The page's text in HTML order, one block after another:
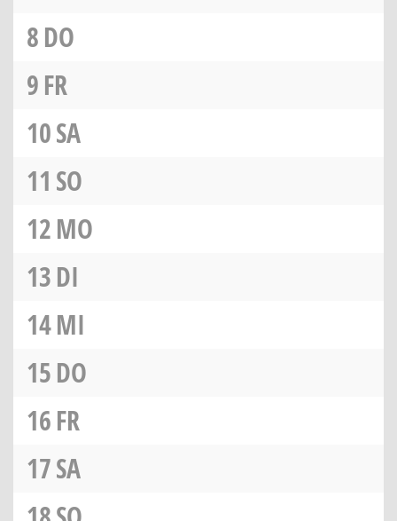
8DO
9FR
10SA
11 SO
12MO
13DI
14MI
15DO
16FR
17SA